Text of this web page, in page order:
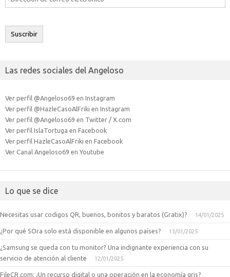
electrónico
Suscribir
Las redes sociales del Angeloso
Ver perfil @Angeloso69 en Instagram
Ver perfil @HazleCasoAlFriki en Instagram
Ver perfil @Angeloso69 en Twitter / X.com
Ver perfil IslaTortuga en Facebook
Ver perfil HazleCasoAlFriki en Facebook
Ver Canal Angeloso69 en Youtube
Lo que se dice
Necesitas usar codigos QR, buenos, bonitos y baratos (Gratix)? 14/01/2025
¿Por qué SOra solo está disponible en algunos países? 13/01/2025
¿Samsung se queda con tu monitor? Una indignante experiencia con su
servicio de atención al cliente
12/01/2025
FileCR.com: ¿Un recurso digital o una operación en la economía gris?